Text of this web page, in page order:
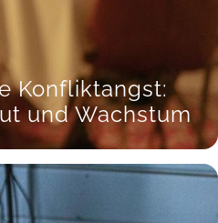
Konfliktangst:
und Wachstum